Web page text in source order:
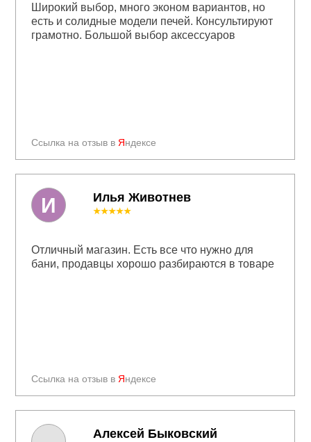
Ссылка на отзыв в Яндексе
Широкий выбор, много эконом вариантов, но
есть и солидные модели печей. Консультируют
грамотно. Большой выбор аксессуаров
Илья Животнев
Ссылка на отзыв в Яндексе
★★★★★
Отличный магазин. Есть все что нужно для
бани, продавцы хорошо разбираются в товаре
И
Алексей Быковский